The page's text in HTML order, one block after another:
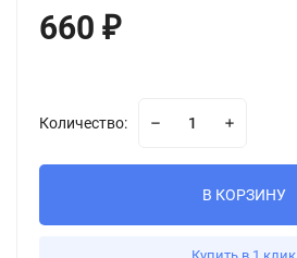
660 ₽
Количество:
В КОРЗИНУ